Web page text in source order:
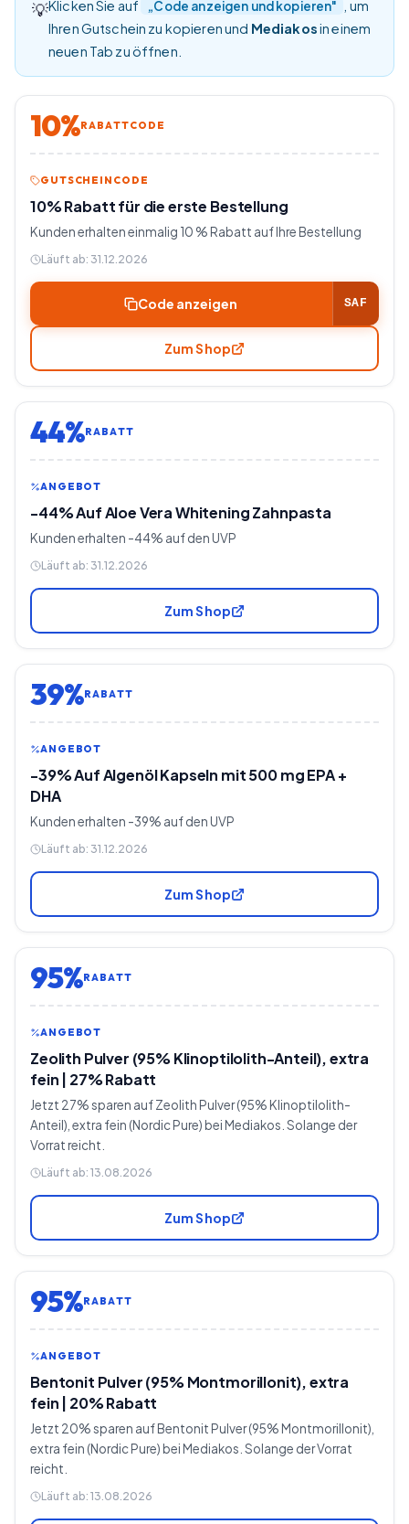
💡Klicken Sie auf „Code anzeigen und kopieren"
, um
Ihren Gutschein zu kopieren und Mediakosin einem
neuen Tab zu öffnen.
10%RABATTCODE
GUTSCHEINCODE
10% Rabatt für die erste Bestellung
Kunden erhalten einmalig 10 % Rabatt auf Ihre Bestellung
Läuft ab: 31.12.2026
Code anzeigen SAF
Zum Shop
44%RABATT
ANGEBOT
-44% Auf Aloe Vera Whitening Zahnpasta
Kunden erhalten -44% auf den UVP
Läuft ab: 31.12.2026
Zum Shop
39%RABATT
ANGEBOT
-39% Auf Algenöl Kapseln mit 500 mg EPA +
DHA
Kunden erhalten -39% auf den UVP
Läuft ab: 31.12.2026
Zum Shop
95%RABATT
ANGEBOT
Zeolith Pulver (95% Klinoptilolith-Anteil), extra
fein | 27% Rabatt
Jetzt 27% sparen auf Zeolith Pulver (95% Klinoptilolith-
Anteil), extra fein (Nordic Pure) bei Mediakos. Solange der
Vorrat reicht.
Läuft ab: 13.08.2026
Zum Shop
95%RABATT
ANGEBOT
Bentonit Pulver (95% Montmorillonit), extra
fein | 20% Rabatt
Jetzt 20% sparen auf Bentonit Pulver (95% Montmorillonit),
extra fein (Nordic Pure) bei Mediakos. Solange der Vorrat
reicht.
Läuft ab: 13.08.2026